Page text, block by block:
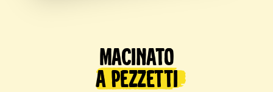
Macinato
a pezzetti